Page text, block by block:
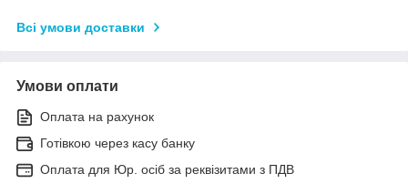
Всі умови доставки
Умови оплати
Оплата на рахунок
Готівкою через касу банку
Оплата для Юр. осіб за реквізитами з ПДВ